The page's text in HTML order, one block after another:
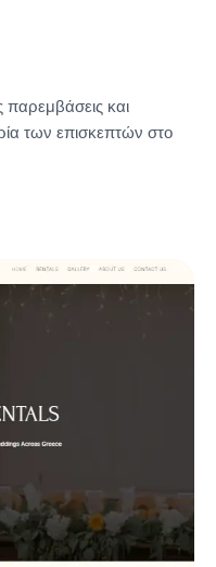
και
των επισκεπτών στο